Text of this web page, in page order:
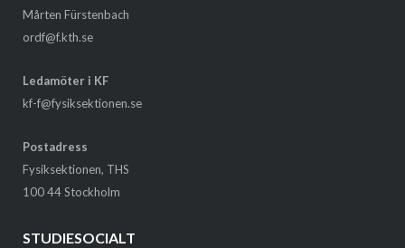
Mårten Fürstenbach
ordf@f.kth.se
Ledamöter i KF
kf-f@fysiksektionen.se
Postadress
Fysiksektionen, THS
100 44 Stockholm
STUDIESOCIALT